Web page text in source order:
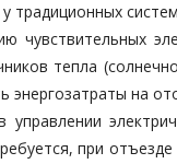
традиционных
чувствительных
тепла
энергозатраты на
управлении
при